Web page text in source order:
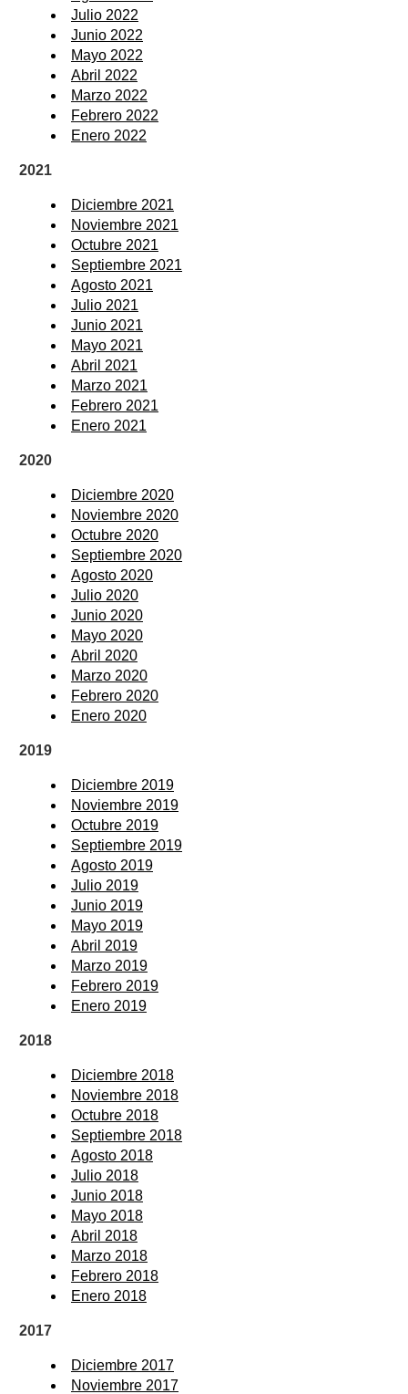
Julio 2022
Junio 2022
Mayo 2022
Abril 2022
Marzo 2022
Febrero 2022
Enero 2022
2021
Diciembre 2021
Noviembre 2021
Octubre 2021
Septiembre 2021
Agosto 2021
Julio 2021
Junio 2021
Mayo 2021
Abril 2021
Marzo 2021
Febrero 2021
Enero 2021
2020
Diciembre 2020
Noviembre 2020
Octubre 2020
Septiembre 2020
Agosto 2020
Julio 2020
Junio 2020
Mayo 2020
Abril 2020
Marzo 2020
Febrero 2020
Enero 2020
2019
Diciembre 2019
Noviembre 2019
Octubre 2019
Septiembre 2019
Agosto 2019
Julio 2019
Junio 2019
Mayo 2019
Abril 2019
Marzo 2019
Febrero 2019
Enero 2019
2018
Diciembre 2018
Noviembre 2018
Octubre 2018
Septiembre 2018
Agosto 2018
Julio 2018
Junio 2018
Mayo 2018
Abril 2018
Marzo 2018
Febrero 2018
Enero 2018
2017
Diciembre 2017
Noviembre 2017